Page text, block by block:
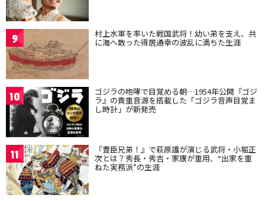
9 村上水軍を率いた戦国武将！幼い弟を支え、共
に海へ散った得居通幸の波乱に満ちた生涯
10 ゴジラの咆哮で目覚める朝…1954年公開『ゴジ
ラ』の貴重音源を搭載した「ゴジラ音声目覚ま
し時計」が新発売
11 『豊臣兄弟！』で萩原護が演じる武将・小堀正
次とは？秀長・秀吉・家康が重用、“出家を重
ねた実務派”の生涯